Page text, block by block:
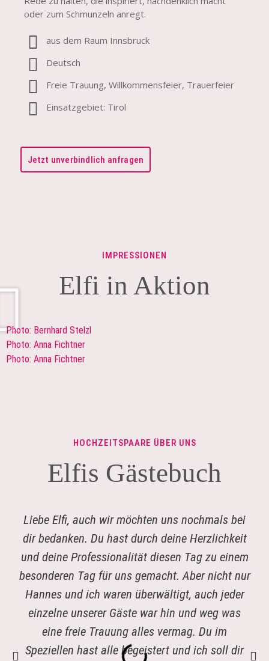
oder zum Schmunzeln anregt.
aus dem Raum Innsbruck
Deutsch
Freie Trauung, Willkommensfeier, Trauerfeier
Einsatzgebiet: Tirol
Jetzt unverbindlich anfragen
IMPRESSIONEN
Elfi in Aktion
Photo: Bernhard Stelzl
Photo: Anna Fichtner
Photo: Anna Fichtner
HOCHZEITSPAARE ÜBER UNS
Elfis Gästebuch
Liebe Elfi, auch wir möchten uns nochmals bei
dir bedanken. Du hast durch deine Herzlichkeit
und deine Professionalität diesen Tag zu einem
besonderen Tag für uns gemacht. Aber nicht nur
Hannes und ich waren überwältigt, auch jeder
einzelne unserer Gäste war hin und weg was
eine freie Trauung alles vermag. Du im
Speziellen hast alle begeistert und ich soll dir